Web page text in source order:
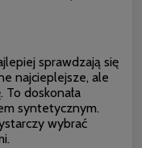
sprawdzają się
najcieplejsze, ale
doskonała
syntetycznym.
wybrać